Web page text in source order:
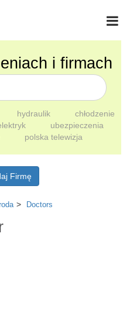
i firmach
hydraulik
chłodzenie
ubezpieczenia
polska telewizja
Firmę
Doctors